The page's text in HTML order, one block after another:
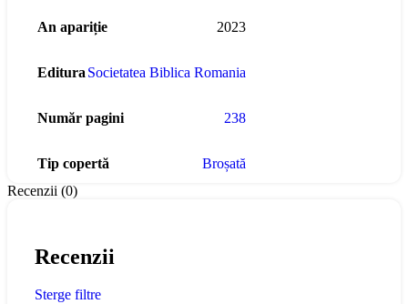
An apariție 2023
Editura Societatea Biblica Romania
Număr pagini 238
Tip copertă
Broșată
Recenzii (0)
Recenzii
Sterge filtre